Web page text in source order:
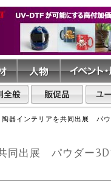
器インテリアを共同出展 パ
同出展 パウダー